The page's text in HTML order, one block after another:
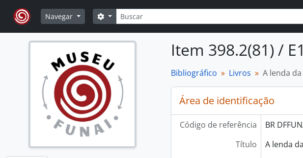
Skip to main content
Navegar
Buscar
Opções de busca
Item 398.2(81) /
Bibliográfico Livros A lenda
Área de identificação
Código de referência
BR
Título
A lenda